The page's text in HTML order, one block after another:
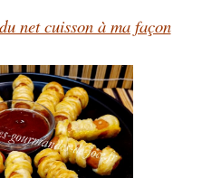
net cuisson à ma façon